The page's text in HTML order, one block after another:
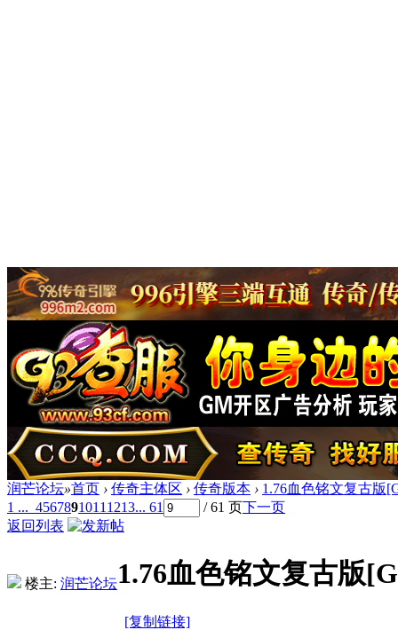
润芒论坛»首页 › 传奇主体区 › 传奇版本 › 1.76血色铭文复古版
1 ... 4567891011 1213... 61 / 61 页下一页
返回列表
楼主: 润芒论坛1.76血色铭文复古版
[复制链接]